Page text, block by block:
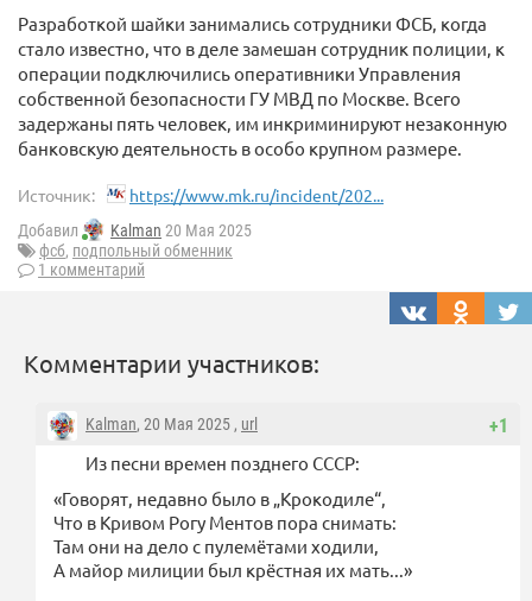
Разработкой шайки занимались сотрудники ФСБ, когда
стало известно, что в деле замешан сотрудник полиции, к
операции подключились оперативники Управления
собственной безопасности ГУ МВД по Москве. Всего
задержаны пять человек, им инкриминируют незаконную
банковскую деятельность в особо крупном размере.
Источник: https://www.mk.ru/incident/202...
Добавил Kalman 20 Мая 2025
фсб, подпольный обменник
1 комментарий
Комментарии участников:
+1
Kalman, 20 Мая 2025 , url
Из песни времен позднего СССР:
«Говорят, недавно было в „Крокодиле“,
Что в Кривом Рогу Ментов пора снимать:
Там они на дело с пулемётами ходили,
А майор милиции был крёстная их мать...»